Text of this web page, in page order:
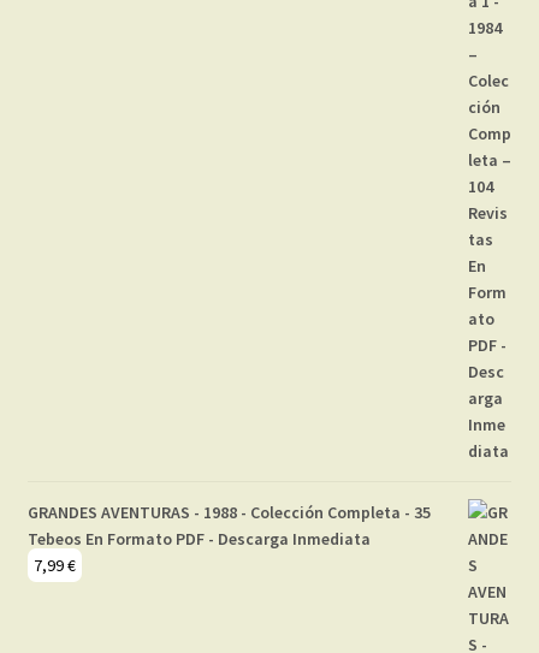
GRANDES AVENTURAS - 1988 - Colección Completa - 35
Tebeos En Formato PDF - Descarga Inmediata
7,99€